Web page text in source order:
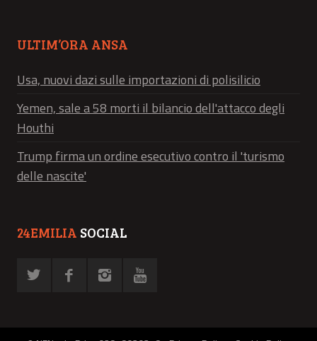
ULTIM’ORA ANSA
Usa, nuovi dazi sulle importazioni di polisilicio
Yemen, sale a 58 morti il bilancio dell'attacco degli
Houthi
Trump firma un ordine esecutivo contro il 'turismo
delle nascite'
24EMILIA SOCIAL